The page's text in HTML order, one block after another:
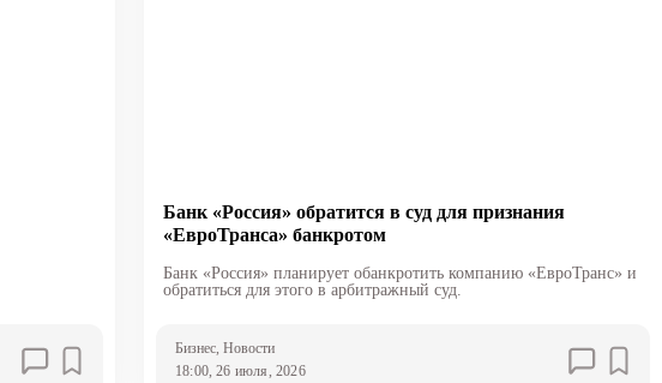
Банк «Россия» обратится в суд для признания
«ЕвроТранса» банкротом
Банк «Россия» планирует обанкротить компанию «ЕвроТранс» и
обратиться для этого в арбитражный суд.
Бизнес, Новости
18:00, 26 июля, 2026